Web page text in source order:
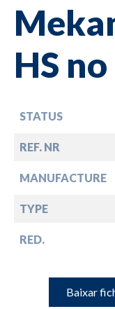
HS
STATUS
REF. NR
MANUFACTURE
TYPE
RED.
Baixar